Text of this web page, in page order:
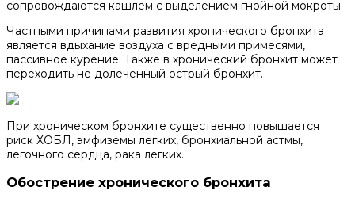
сопровождаются кашлем с выделением гнойной мокроты.
Частными причинами развития хронического бронхита
является вдыхание воздуха с вредными примесями,
пассивное курение. Также в хронический бронхит может
переходить не долеченный острый бронхит.
При хроническом бронхите существенно повышается
риск ХОБЛ, эмфиземы легких, бронхиальной астмы,
легочного сердца, рака легких.
Обострение хронического бронхита